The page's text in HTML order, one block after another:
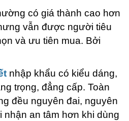
có giá thành cao hơn
vẫn được người tiêu
và ưu tiên mua. Bởi
nhập khẩu có kiểu dáng,
trọng, đẳng cấp. Toàn
đều nguyên đai, nguyên
nhận an tâm hơn khi dùng